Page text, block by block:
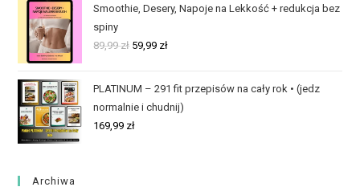
Smoothie, Desery, Napoje na Lekkość + redukcja bez
spiny
89,99zł 59,99 zł
PLATINUM – 291 fit przepisów na cały rok • (jedz
normalnie i chudnij)
169,99 zł
Archiwa